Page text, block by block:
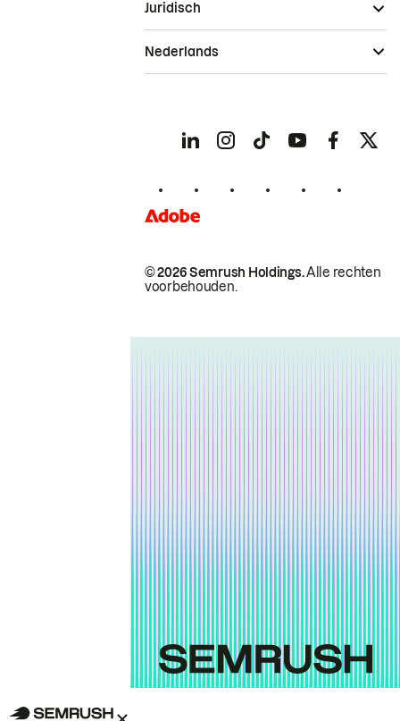
© 2026 Semrush Holdings.Alle rechten
voorbehouden.
Juridisch
Nederlands